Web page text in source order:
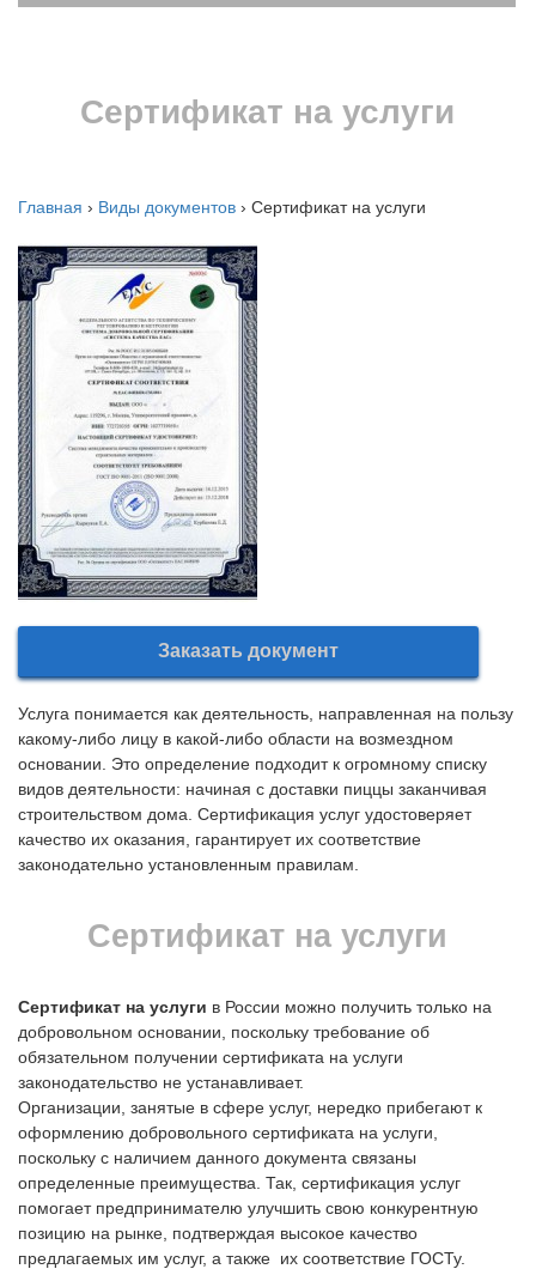
Сертификат на услуги
Главная › Виды документов › Сертификат на услуги
Заказать документ
Услуга понимается как деятельность, направленная на пользу
какому-либо лицу в какой-либо области на возмездном
основании. Это определение подходит к огромному списку
видов деятельности: начиная с доставки пиццы заканчивая
строительством дома. Сертификация услуг удостоверяет
качество их оказания, гарантирует их соответствие
законодательно установленным правилам.
Сертификат на услуги
Сертификат на услуги в России можно получить только на
добровольном основании, поскольку требование об
обязательном получении сертификата на услуги
законодательство не устанавливает.
Организации, занятые в сфере услуг, нередко прибегают к
оформлению добровольного сертификата на услуги,
поскольку с наличием данного документа связаны
определенные преимущества. Так, сертификация услуг
помогает предпринимателю улучшить свою конкурентную
позицию на рынке, подтверждая высокое качество
предлагаемых им услуг, а также их соответствие ГОСТу.